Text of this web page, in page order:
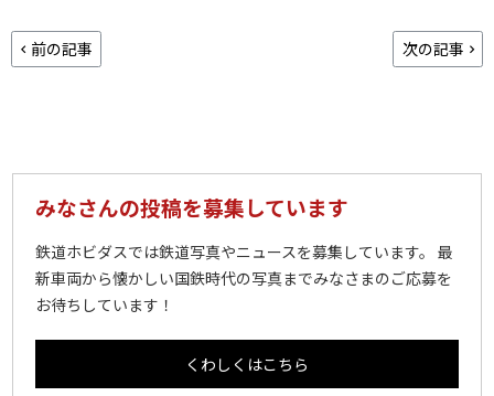
前の記事 次の記事
みなさんの投稿を募集しています
鉄道ホビダスでは鉄道写真やニュースを募集しています。 最
新車両から懐かしい国鉄時代の写真までみなさまのご応募を
お待ちしています！
くわしくはこちら